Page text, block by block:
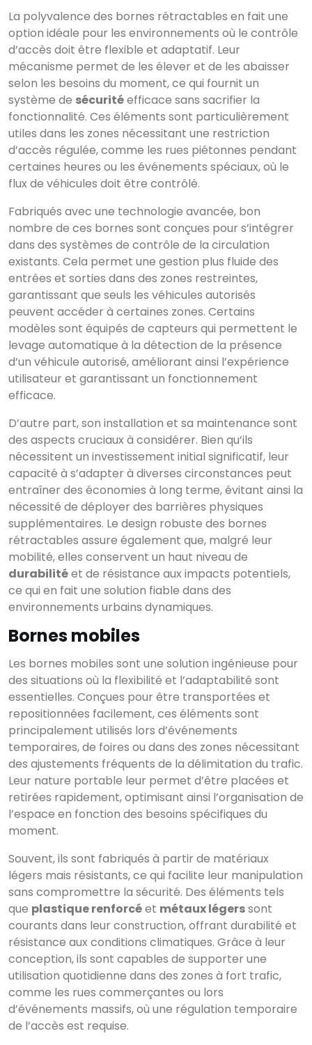
La polyvalence des bornes rétractables en fait une
option idéale pour les environnements où le contrôle
d’accès doit être flexible et adaptatif. Leur
mécanisme permet de les élever et de les abaisser
selon les besoins du moment, ce qui fournit un
système de sécuritéefficace sans sacrifier la
fonctionnalité. Ces éléments sont particulièrement
utiles dans les zones nécessitant une restriction
d’accès régulée, comme les rues piétonnes pendant
certaines heures ou les événements spéciaux, où le
flux de véhicules doit être contrôlé.
Fabriqués avec une technologie avancée, bon
nombre de ces bornes sont conçues pour s’intégrer
dans des systèmes de contrôle de la circulation
existants. Cela permet une gestion plus fluide des
entrées et sorties dans des zones restreintes,
garantissant que seuls les véhicules autorisés
peuvent accéder à certaines zones. Certains
modèles sont équipés de capteurs qui permettent le
levage automatique à la détection de la présence
d’un véhicule autorisé, améliorant ainsi l’expérience
utilisateur et garantissant un fonctionnement
efficace.
D’autre part, son installation et sa maintenance sont
des aspects cruciaux à considérer. Bien qu’ils
nécessitent un investissement initial significatif, leur
capacité à s’adapter à diverses circonstances peut
entraîner des économies à long terme, évitant ainsi la
nécessité de déployer des barrières physiques
supplémentaires. Le design robuste des bornes
rétractables assure également que, malgré leur
mobilité, elles conservent un haut niveau de
durabilitéet de résistance aux impacts potentiels,
ce qui en fait une solution fiable dans des
environnements urbains dynamiques.
Bornes mobiles
Les bornes mobiles sont une solution ingénieuse pour
des situations où la flexibilité et l’adaptabilité sont
essentielles. Conçues pour être transportées et
repositionnées facilement, ces éléments sont
principalement utilisés lors d’événements
temporaires, de foires ou dans des zones nécessitant
des ajustements fréquents de la délimitation du trafic.
Leur nature portable leur permet d’être placées et
retirées rapidement, optimisant ainsi l’organisation de
l’espace en fonction des besoins spécifiques du
moment.
Souvent, ils sont fabriqués à partir de matériaux
légers mais résistants, ce qui facilite leur manipulation
sans compromettre la sécurité. Des éléments tels
que plastique renforcéet métaux légerssont
courants dans leur construction, offrant durabilité et
résistance aux conditions climatiques. Grâce à leur
conception, ils sont capables de supporter une
utilisation quotidienne dans des zones à fort trafic,
comme les rues commerçantes ou lors
d’événements massifs, où une régulation temporaire
de l’accès est requise.